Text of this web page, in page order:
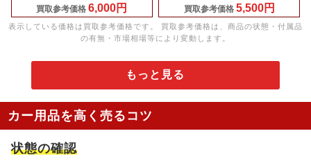
買取参考価格6,000円 買取参考価格 5,500円
表示している価格は買取参考価格です。 買取参考価格は、商品の状態・付属品
の有無・市場相場等により変動します。
もっと見る
カー用品を高く売るコツ
状態の確認